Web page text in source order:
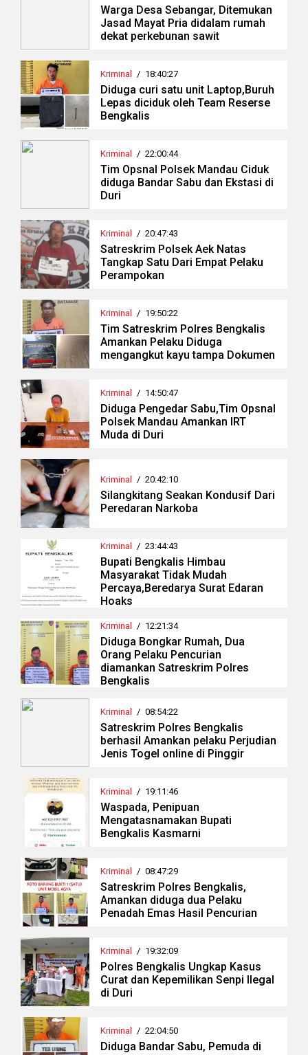
Warga Desa Sebangar, Ditemukan
Jasad Mayat Pria didalam rumah
dekat perkebunan sawit
Kriminal / 18:40:27
Diduga curi satu unit Laptop,Buruh
Lepas diciduk oleh Team Reserse
Bengkalis
Kriminal / 22:00:44
Tim Opsnal Polsek Mandau Ciduk
diduga Bandar Sabu dan Ekstasi di
Duri
Kriminal / 20:47:43
Satreskrim Polsek Aek Natas
Tangkap Satu Dari Empat Pelaku
Perampokan
Kriminal / 19:50:22
Tim Satreskrim Polres Bengkalis
Amankan Pelaku Diduga
mengangkut kayu tampa Dokumen
Kriminal / 14:50:47
Diduga Pengedar Sabu,Tim Opsnal
Polsek Mandau Amankan IRT
Muda di Duri
Kriminal / 20:42:10
Silangkitang Seakan Kondusif Dari
Peredaran Narkoba
Kriminal / 23:44:43
Bupati Bengkalis Himbau
Masyarakat Tidak Mudah
Percaya,Beredarya Surat Edaran
Hoaks
Kriminal / 12:21:34
Diduga Bongkar Rumah, Dua
Orang Pelaku Pencurian
diamankan Satreskrim Polres
Bengkalis
Kriminal / 08:54:22
Satreskrim Polres Bengkalis
berhasil Amankan pelaku Perjudian
Jenis Togel online di Pinggir
Kriminal / 19:11:46
Waspada, Penipuan
Mengatasnamakan Bupati
Bengkalis Kasmarni
Kriminal / 08:47:29
Satreskrim Polres Bengkalis,
Amankan diduga dua Pelaku
Penadah Emas Hasil Pencurian
Kriminal / 19:32:09
Polres Bengkalis Ungkap Kasus
Curat dan Kepemilikan Senpi Ilegal
di Duri
Kriminal / 22:04:50
Diduga Bandar Sabu, Pemuda di